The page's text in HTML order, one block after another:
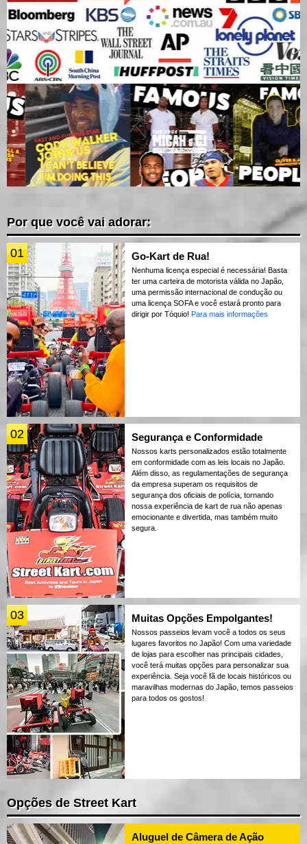
Por que você vai adorar:
01 Go-Kart de Rua!
Nenhuma licença especial é necessária! Basta
ter uma carteira de motorista válida no Japão,
uma permissão internacional de condução ou
uma licença SOFA e você estará pronto para
dirigir por Tóquio! Para mais informações
02 Segurança e Conformidade
Nossos karts personalizados estão totalmente
em conformidade com as leis locais no Japão.
Além disso, as regulamentações de segurança
da empresa superam os requisitos de
segurança dos oficiais de polícia, tornando
nossa experiência de kart de rua não apenas
emocionante e divertida, mas também muito
segura.
03 Muitas Opções Empolgantes!
Nossos passeios levam você a todos os seus
lugares favoritos no Japão! Com uma variedade
de lojas para escolher nas principais cidades,
você terá muitas opções para personalizar sua
experiência. Seja você fã de locais históricos ou
maravilhas modernas do Japão, temos passeios
para todos os gostos!
Opções de Street Kart
Aluguel de Câmera de Ação